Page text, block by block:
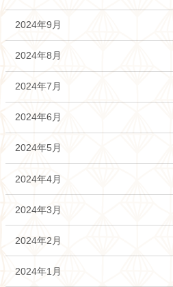
2024年9月
2024年8月
2024年7月
2024年6月
2024年5月
2024年4月
2024年3月
2024年2月
2024年1月